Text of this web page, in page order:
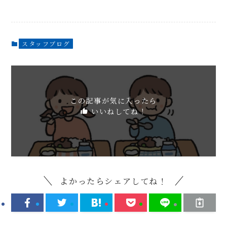
スタッフブログ
この記事が気に入ったら
いいねしてね！
よかったらシェアしてね！